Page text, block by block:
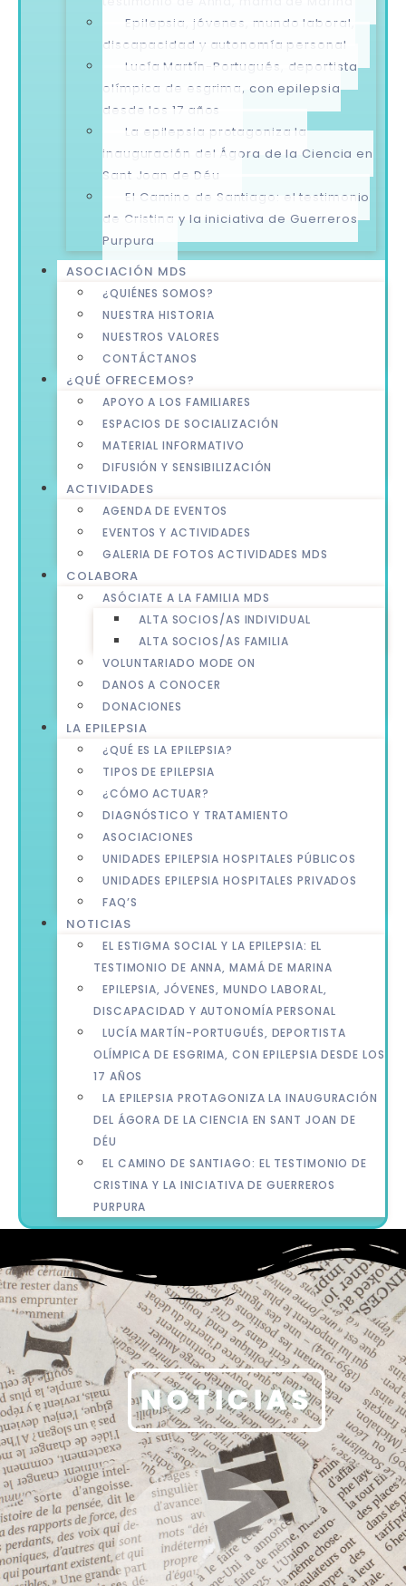
Epilepsia, jóvenes, mundo laboral,
discapacidad y autonomía personal
Lucía Martín-Portugués, deportista
olímpica de esgrima, con epilepsia
desde los 17 años
La epilepsia protagoniza la
inauguración del Ágora de la Ciencia en
Sant Joan de Déu
El Camino de Santiago: el testimonio
de Cristina y la iniciativa de Guerreros
Purpura
ASOCIACIÓN MDS
¿QUIÉNES SOMOS?
NUESTRA HISTORIA
NUESTROS VALORES
CONTÁCTANOS
¿QUÉ OFRECEMOS?
APOYO A LOS FAMILIARES
ESPACIOS DE SOCIALIZACIÓN
MATERIAL INFORMATIVO
DIFUSIÓN Y SENSIBILIZACIÓN
ACTIVIDADES
AGENDA DE EVENTOS
EVENTOS Y ACTIVIDADES
GALERIA DE FOTOS ACTIVIDADES MDS
COLABORA
ASÓCIATE A LA FAMILIA MDS
ALTA SOCIOS/AS INDIVIDUAL
ALTA SOCIOS/AS FAMILIA
VOLUNTARIADO MODE ON
DANOS A CONOCER
DONACIONES
LA EPILEPSIA
¿QUÉ ES LA EPILEPSIA?
TIPOS DE EPILEPSIA
¿CÓMO ACTUAR?
DIAGNÓSTICO Y TRATAMIENTO
ASOCIACIONES
UNIDADES EPILEPSIA HOSPITALES PÚBLICOS
UNIDADES EPILEPSIA HOSPITALES PRIVADOS
FAQ’S
NOTICIAS
EL ESTIGMA SOCIAL Y LA EPILEPSIA: EL
TESTIMONIO DE ANNA, MAMÁ DE MARINA
EPILEPSIA, JÓVENES, MUNDO LABORAL,
DISCAPACIDAD Y AUTONOMÍA PERSONAL
LUCÍA MARTÍN-PORTUGUÉS, DEPORTISTA
OLÍMPICA DE ESGRIMA, CON EPILEPSIA DESDE LOS
17 AÑOS
LA EPILEPSIA PROTAGONIZA LA INAUGURACIÓN
DEL ÁGORA DE LA CIENCIA EN SANT JOAN DE
DÉU
EL CAMINO DE SANTIAGO: EL TESTIMONIO DE
CRISTINA Y LA INICIATIVA DE GUERREROS
PURPURA
NOTICIAS